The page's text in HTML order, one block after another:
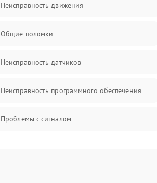
Неисправность движения
Общие поломки
Неисправность датчиков
Неисправность программного обеспечения
Проблемы с сигналом